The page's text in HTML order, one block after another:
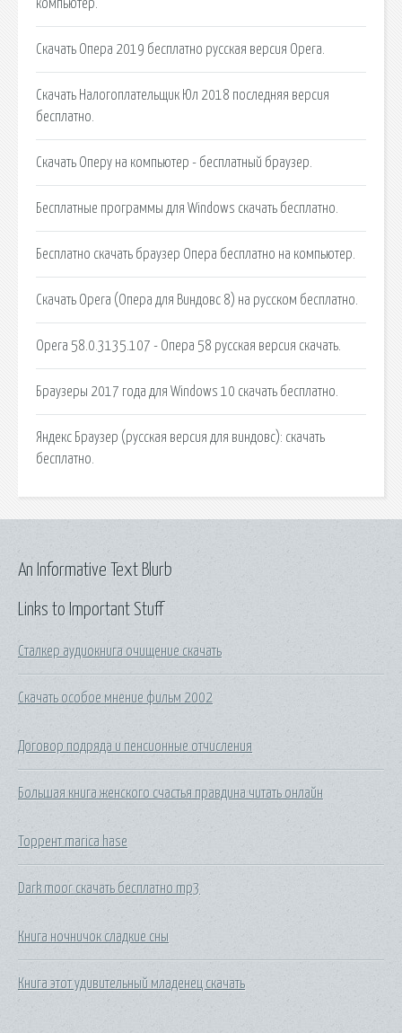
компьютер.
Скачать Опера 2019 бесплатно русская версия Opera.
Скачать Налогоплательщик Юл 2018 последняя версия
бесплатно.
Скачать Оперу на компьютер - бесплатный браузер.
Бесплатные программы для Windows скачать бесплатно.
Бесплатно скачать браузер Опера бесплатно на компьютер.
Скачать Opera (Опера для Виндовс 8) на русском бесплатно.
Opera 58.0.3135.107 - Опера 58 русская версия скачать.
Браузеры 2017 года для Windows 10 скачать бесплатно.
Яндекс Браузер (русская версия для виндовс): скачать
бесплатно.
Links to Important Stuff
Сталкер аудиокнига очищение скачать
Скачать особое мнение фильм 2002
Договор подряда и пенсионные отчисления
Большая книга женского счастья правдина читать онлайн
Торрент marica hase
Dark moor скачать бесплатно mp3
Книга ночничок сладкие сны
Книга этот удивительный младенец скачать
An Informative Text Blurb